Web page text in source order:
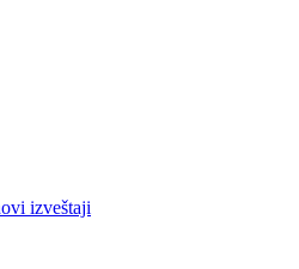
izveštaji